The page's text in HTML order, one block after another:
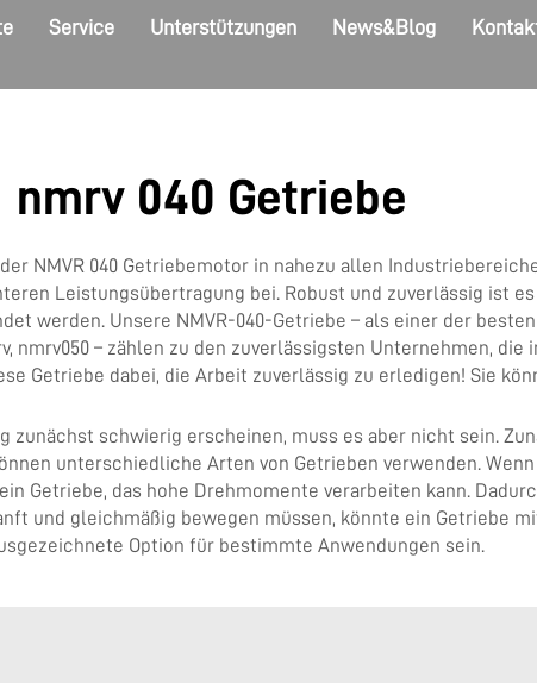
Service Unterstützungen News&Blog
nmrv 040 Getriebe
NMVR 040 Getriebemotor in nahezu allen
Leistungsübertragung bei. Robust und zuverlässig ist
werden. Unsere NMVR-040-Getriebe – als einer der
nmrv050 – zählen zu den zuverlässigsten Unternehmen,
Getriebe dabei, die Arbeit zuverlässig zu erledigen! Sie
zunächst schwierig erscheinen, muss es aber nicht sein.
unterschiedliche Arten von Getrieben verwenden.
Getriebe, das hohe Drehmomente verarbeiten kann.
und gleichmäßig bewegen müssen, könnte ein Getriebe
Option für bestimmte Anwendungen sein.